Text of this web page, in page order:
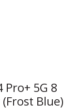
5G 8
Blue)